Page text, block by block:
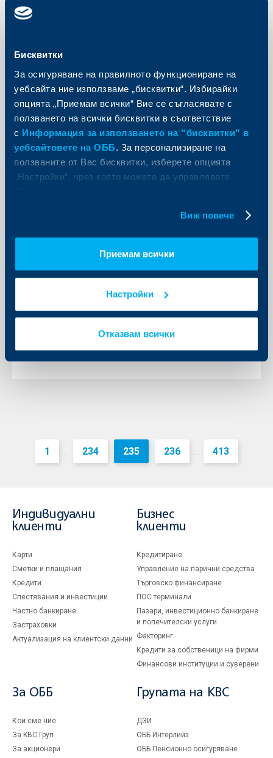
Бисквитки
За осигуряване на правилното функциониране на
уебсайта ние използваме „бисквитки“. Избирайки
опцията „Приемам всички“ Вие се съгласявате с
ползването на всички бисквитки в съответствие
с Информация за използването на “бисквитки” в
уебсайтовете на ОББ. За персонализиране на
ползваните от Вас бисквитки, изберете опцията
„Настройки“, чрез която можете да управлявате
Виж повече
Приемам всички
Настройки
Отказвам всички
Райфайзенбанк: Експортът и
потреблението задвижиха ръста
на БВП
07 януари 2016
Райфайзенбанк (България) ЕАД публикува
редовния си месечен икономически обзор с
коментар на данните, налични към декември.
ОББ влезе в нов етап на развитието
на своя общозастрахователен
бизнес чрез партньорство с
Булстрад Виена Иншурънс Груп
1 ... 234 235 236 ... 413
Индивидуални
клиенти
Карти
Сметки и плащания
Кредити
Спестявания и инвестиции
Частно банкиране
Застраховки
Актуализация на клиентски данни
Бизнес
клиенти
Кредитиране
Управление на парични средства
Търговско финансиране
ПОС терминали
Пазари, инвестиционно банкиране
и попечителски услуги
Факторинг
Кредити за собственици на фирми
Финансови институции и суверени
За ОББ
Кои сме ние
За KBC Груп
За акционери
Групата на KBC
ДЗИ
ОББ Интерлийз
ОББ Пенсионно осигуряване